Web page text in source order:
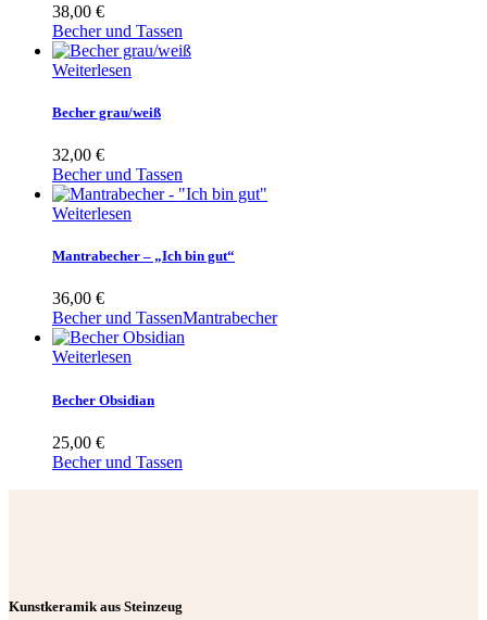
38,00 €
Becher und Tassen
Weiterlesen
Becher grau/weiß
32,00 €
Becher und Tassen
Weiterlesen
Mantrabecher – „Ich bin gut“
36,00 €
Becher und TassenMantrabecher
Weiterlesen
Becher Obsidian
25,00 €
Becher und Tassen
Kunstkeramik aus Steinzeug